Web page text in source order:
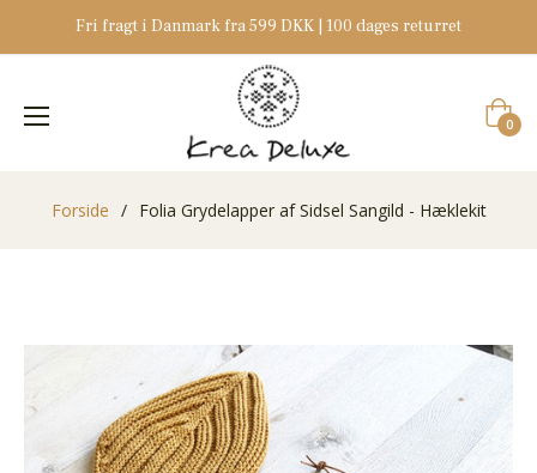
Fri fragt i Danmark fra 599 DKK | 100 dages returret
0
Forside / Folia Grydelapper af Sidsel Sangild - Hæklekit